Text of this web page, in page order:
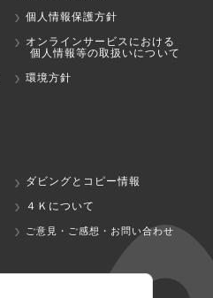
個人情報保護方針
オンラインサービスにおける
個人情報等の取扱いについて
環境方針
ダビングとコピー情報
４Ｋについて
ご意見・ご感想・お問い合わせ